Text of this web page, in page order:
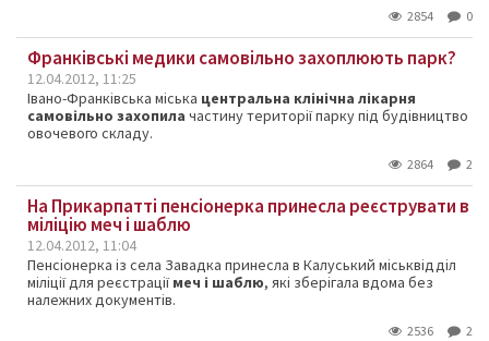
2854 0
Франківські медики самовільно захоплюють парк?
12.04.2012, 11:25
Івано-Франківська міська центральна клінічна лікарня
самовільно захопила частину території парку під будівництво
овочевого складу.
2864 2
На Прикарпатті пенсіонерка принесла реєструвати в
міліцію меч і шаблю
12.04.2012, 11:04
Пенсіонерка із села Завадка принесла в Калуський міськвідділ
міліції для реєстраціїмеч і шаблю, які зберігала вдома без
належних документів.
2536 2